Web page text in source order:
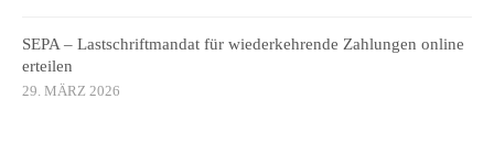
SEPA – Lastschriftmandat für wiederkehrende Zahlungen online
erteilen
29. MÄRZ 2026